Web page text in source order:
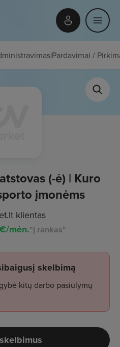
|Pardavimai /
(-ė) | Kuro
įmonėms
klientas
€/mėn."į rankas"
skelbimą
kitų darbo pasiūlymų